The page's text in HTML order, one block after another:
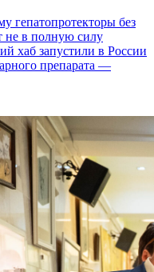
гепатопротекторы без
не в полную силу
хаб запустили в России
препарата —